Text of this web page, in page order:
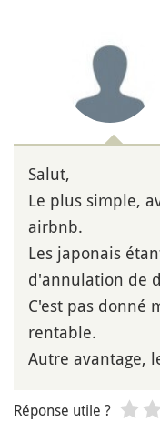
Salut,
Le plus simple,
airbnb.
Les japonais
d'annulation de
C'est pas donné
rentable.
Autre avantage,
Réponse utile ?